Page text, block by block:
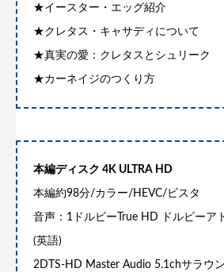
★イースター・エッグ紹介
★クレタス・キャサディについて
★真実の愛：クレタスとシュリーク
★カーネイジのつくり方
本編ディスク 4K ULTRA HD
本編約98分/カラー/HEVC/ビスタ
音声：1ドルビーTrue HD ドルビーア
(英語)
2DTS-HD Master Audio 5.1chサラウ